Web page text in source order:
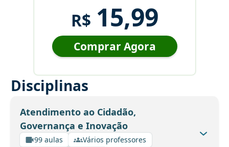
R$ 15,99
Comprar Agora
Disciplinas
Atendimento ao Cidadão,
Governança e Inovação
99 aulas
Vários professores